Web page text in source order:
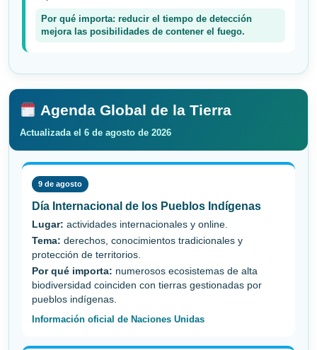
Por qué importa: reducir el tiempo de detección
mejora las posibilidades de contener el fuego.
Agenda Global de la Tierra
Actualizada el 6 de agosto de 2026
9 de agosto
Día Internacional de los Pueblos Indígenas
Lugar: actividades internacionales y online.
Tema: derechos, conocimientos tradicionales y
protección de territorios.
Por qué importa: numerosos ecosistemas de alta
biodiversidad coinciden con tierras gestionadas por
pueblos indígenas.
Información oficial de Naciones Unidas